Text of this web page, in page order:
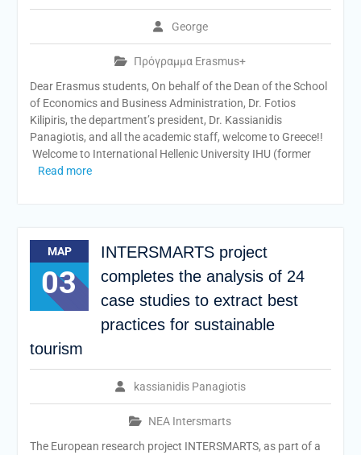
George
Πρόγραμμα Erasmus+
Dear Erasmus students, On behalf of the Dean of the School
of Economics and Business Administration, Dr. Fotios
Kilipiris, the department’s president, Dr. Kassianidis
Panagiotis, and all the academic staff, welcome to Greece!!
Welcome to International Hellenic University IHU (former
Read more
ΜΑΡ
03
INTERSMARTS project
completes the analysis of 24
case studies to extract best
practices for sustainable
tourism
kassianidis Panagiotis
ΝΕΑ Intersmarts
The European research project INTERSMARTS, as part of a